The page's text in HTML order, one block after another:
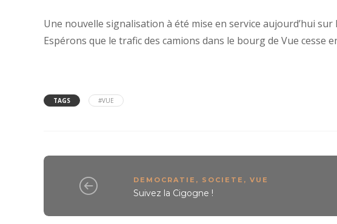
Une nouvelle signalisation à été mise en service aujourd’hui
Espérons que le trafic des camions dans le bourg de Vue cesse
TAGS #VUE
DEMOCRATIE , SOCIETE ,VUE
Suivez la Cigogne !